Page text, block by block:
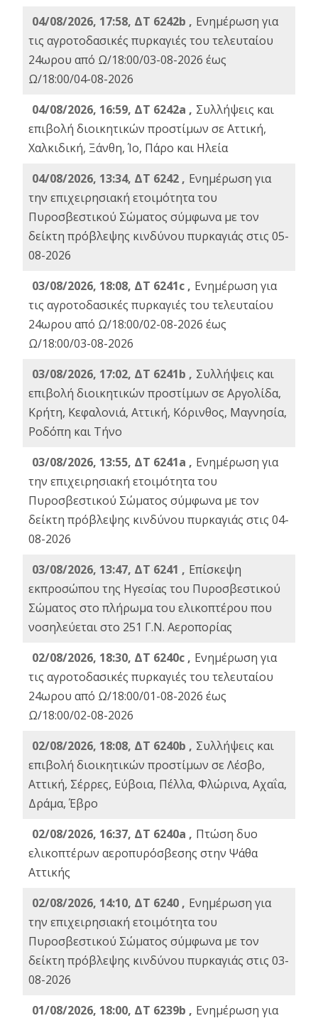
04/08/2026, 17:58, ΔΤ 6242b , Ενημέρωση για
τις αγροτοδασικές πυρκαγιές του τελευταίου
24ωρου από Ω/18:00/03-08-2026 έως
Ω/18:00/04-08-2026
04/08/2026, 16:59, ΔΤ 6242a , Συλλήψεις και
επιβολή διοικητικών προστίμων σε Αττική,
Χαλκιδική, Ξάνθη, Ίο, Πάρο και Ηλεία
04/08/2026, 13:34, ΔΤ 6242 , Ενημέρωση για
την επιχειρησιακή ετοιμότητα του
Πυροσβεστικού Σώματος σύμφωνα με τον
δείκτη πρόβλεψης κινδύνου πυρκαγιάς στις 05-
08-2026
03/08/2026, 18:08, ΔΤ 6241c , Ενημέρωση για
τις αγροτοδασικές πυρκαγιές του τελευταίου
24ωρου από Ω/18:00/02-08-2026 έως
Ω/18:00/03-08-2026
03/08/2026, 17:02, ΔΤ 6241b , Συλλήψεις και
επιβολή διοικητικών προστίμων σε Αργολίδα,
Κρήτη, Κεφαλονιά, Αττική, Κόρινθος, Μαγνησία,
Ροδόπη και Τήνο
03/08/2026, 13:55, ΔΤ 6241a , Ενημέρωση για
την επιχειρησιακή ετοιμότητα του
Πυροσβεστικού Σώματος σύμφωνα με τον
δείκτη πρόβλεψης κινδύνου πυρκαγιάς στις 04-
08-2026
03/08/2026, 13:47, ΔΤ 6241 , Επίσκεψη
εκπροσώπου της Ηγεσίας του Πυροσβεστικού
Σώματος στο πλήρωμα του ελικοπτέρου που
νοσηλεύεται στο 251 Γ.Ν. Αεροπορίας
02/08/2026, 18:30, ΔΤ 6240c , Ενημέρωση για
τις αγροτοδασικές πυρκαγιές του τελευταίου
24ωρου από Ω/18:00/01-08-2026 έως
Ω/18:00/02-08-2026
02/08/2026, 18:08, ΔΤ 6240b , Συλλήψεις και
επιβολή διοικητικών προστίμων σε Λέσβο,
Αττική, Σέρρες, Εύβοια, Πέλλα, Φλώρινα, Αχαΐα,
Δράμα, Έβρο
02/08/2026, 16:37, ΔΤ 6240a , Πτώση δυο
ελικοπτέρων αεροπυρόσβεσης στην Ψάθα
Αττικής
02/08/2026, 14:10, ΔΤ 6240 , Ενημέρωση για
την επιχειρησιακή ετοιμότητα του
Πυροσβεστικού Σώματος σύμφωνα με τον
δείκτη πρόβλεψης κινδύνου πυρκαγιάς στις 03-
08-2026
01/08/2026, 18:00, ΔΤ 6239b , Ενημέρωση για